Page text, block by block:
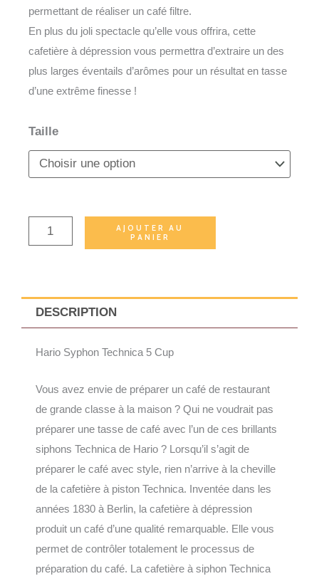
permettant de réaliser un café filtre.
En plus du joli spectacle qu’elle vous offrira, cette
cafetière à dépression vous permettra d’extraire un des
plus larges éventails d’arômes pour un résultat en tasse
d’une extrême finesse !
Taille
quantité
de
Cafetières
Syphon
Hario
AJOUTER AU
PANIER
DESCRIPTION
Hario Syphon Technica 5 Cup
Vous avez envie de préparer un café de restaurant
de grande classe à la maison ? Qui ne voudrait pas
préparer une tasse de café avec l’un de ces brillants
siphons Technica de Hario ? Lorsqu’il s’agit de
préparer le café avec style, rien n’arrive à la cheville
de la cafetière à piston Technica. Inventée dans les
années 1830 à Berlin, la cafetière à dépression
produit un café d’une qualité remarquable. Elle vous
permet de contrôler totalement le processus de
préparation du café. La cafetière à siphon Technica